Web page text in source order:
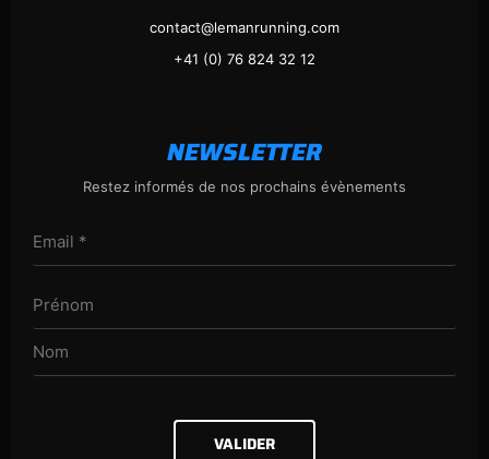
contact@lemanrunning.com
+41 (0) 76 824 32 12
NEWSLETTER
Restez informés de nos prochains évènements
VALIDER